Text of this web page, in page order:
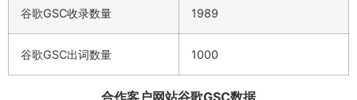
谷歌GSC收录数量 1989
谷歌GSC出词数量 1000
合作客户网站谷歌GSC数据